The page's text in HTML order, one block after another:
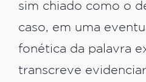
sim chiado como o
caso, em uma
fonética da palavra
transcreve